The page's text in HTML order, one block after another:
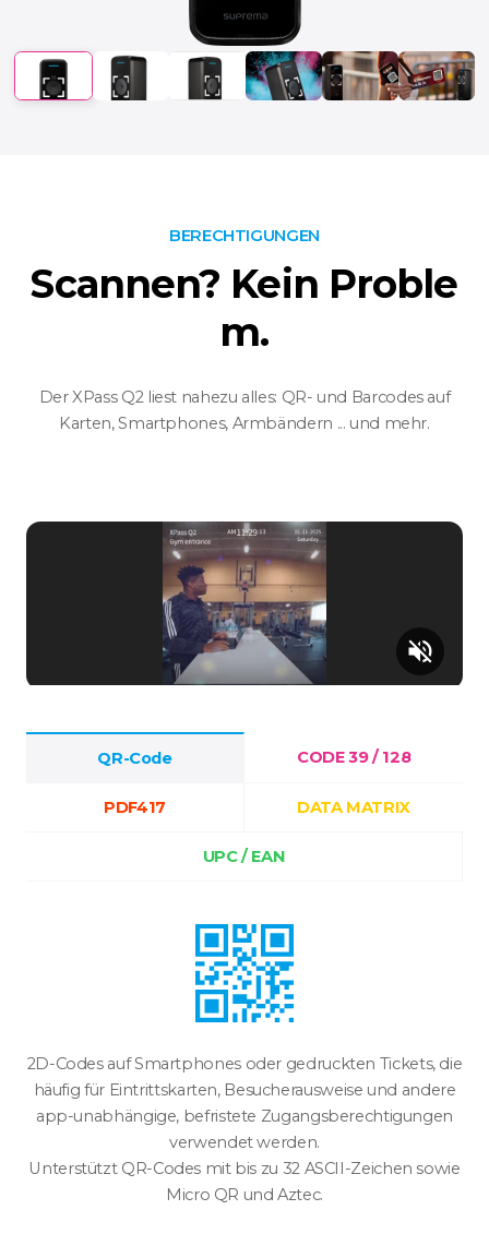
BERECHTIGUNGEN
Scannen? Kein Proble
m.
Der XPass Q2 liest nahezu alles: QR- und Barcodes auf
Karten, Smartphones, Armbändern ... und mehr.
volume_off
QR-Code CODE 39 / 128
PDF417 DATA MATRIX
UPC / EAN
2D-Codes auf Smartphones oder gedruckten Tickets, die
häufig für Eintrittskarten, Besucherausweise und andere
app-unabhängige, befristete Zugangsberechtigungen
verwendet werden.
Unterstützt QR-Codes mit bis zu 32 ASCII-Zeichen sowie
Micro QR und Aztec.